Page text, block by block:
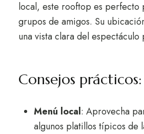
local, este rooftop es perfecto
grupos de amigos. Su
una vista clara del espectáculo
Consejos prácticos:
Menú local: Aprovecha
algunos platillos típicos de